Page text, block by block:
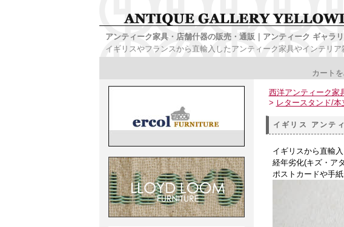
アンティーク家具・店舗什器の販売・通販｜アンティーク ギャラ
イギリスやフランスから直輸入したアンティーク家具やインテリア
カート
西洋アンティーク家
> レタースタンド/本
イギリス アンテ
イギリスから直輸
経年劣化(キズ・ア
ポストカードや手